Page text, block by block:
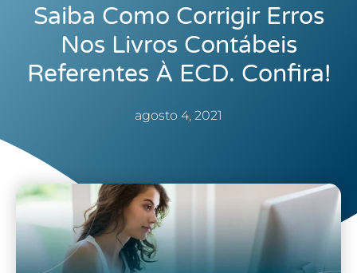
Saiba Como Corrigir Erros
Nos Livros Contábeis
Referentes À ECD. Confira!
agosto 4, 2021